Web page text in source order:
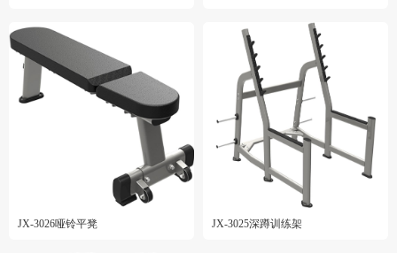
JX-3026哑铃平凳 JX-3025深蹲训练架